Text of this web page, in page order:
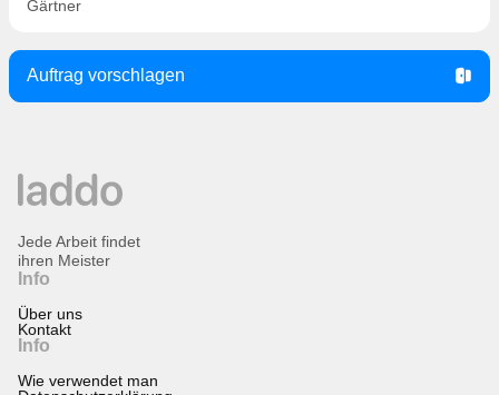
Gärtner
Auftrag vorschlagen
Info
Über uns
Kontakt
Info
Wie verwendet man
Jede Arbeit findet
ihren Meister